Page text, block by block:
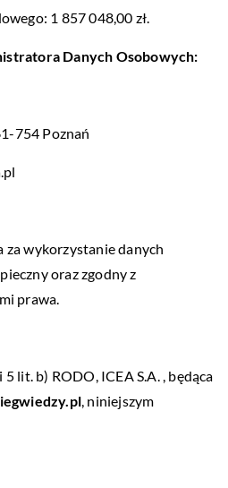
1 857 048,00 zł.
Danych Osobowych:
754 Poznań
wykorzystanie danych
oraz zgodny z
prawa.
lit. b) RODO, ICEA S.A. , będąca
, niniejszym